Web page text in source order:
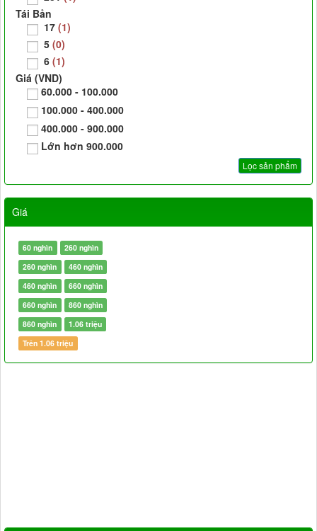
Tái Bản
17 (1)
5 (0)
6 (1)
Giá (VND)
60.000 - 100.000
100.000 - 400.000
400.000 - 900.000
Lớn hơn 900.000
Giá
60 nghìn
260 nghìn
260 nghìn
460 nghìn
460 nghìn
660 nghìn
660 nghìn
860 nghìn
860 nghìn
1.06 triệu
Trên 1.06 triệu